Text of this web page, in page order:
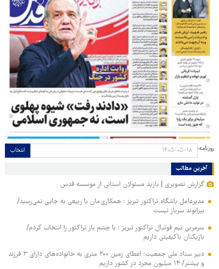
روزنامه: انتخاب
آخرین مطالب
گزارش تصویری | بازید مسئولان استانی از موسسه قدس
مدیرعامل باشگاه تراکتور تبریز : همکاری‌مان با ربیعی به جایی نمی‌رسید/
بیرانوند سرباز نیست
سرمربی تیم فوتبال تراکتور تبریز : با چشم باز تراکتور را انتخاب کردم/
بازیکنان باکیفیتی داریم
دبیر ستاد ملی جمعیت: اعطای زمین ۲۰۰ متری به خانواده‌های دارای ۳ فرزند
و بیشتر/ ۱۴ میلیون مجرد در کشور داریم